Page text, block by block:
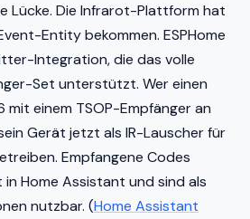
Lücke. Die Infrarot-Plattform hat
Entity bekommen. ESPHome
Integration, die das volle
Set unterstützt. Wer einen
mit einem TSOP-Empfänger an
Gerät jetzt als IR-Lauscher für
Empfangene Codes
in Home Assistant und sind als
nutzbar. (Home Assistant